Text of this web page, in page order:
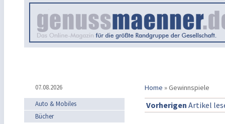
07.08.2026 Home »Gewinnspiele
Auto & Mobiles
Bücher
Vorherigen Artikel